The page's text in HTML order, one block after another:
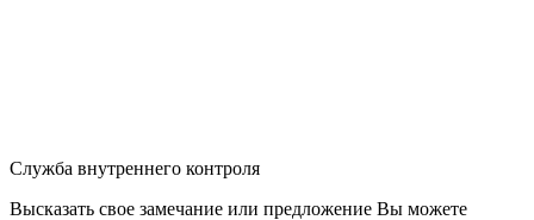
Служба внутреннего контроля
Высказать свое замечание или предложение Вы можете